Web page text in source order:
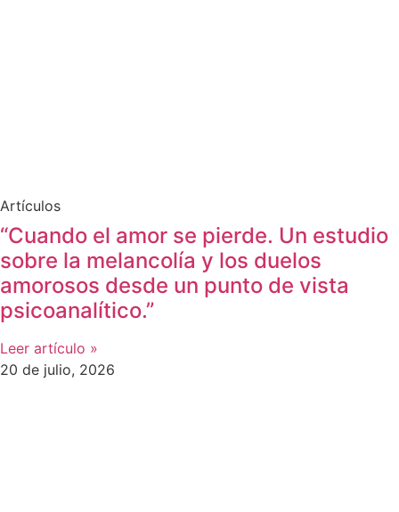
Artículos
“Cuando el amor se pierde. Un estudio
sobre la melancolía y los duelos
amorosos desde un punto de vista
psicoanalítico.”
Leer artículo »
20 de julio, 2026